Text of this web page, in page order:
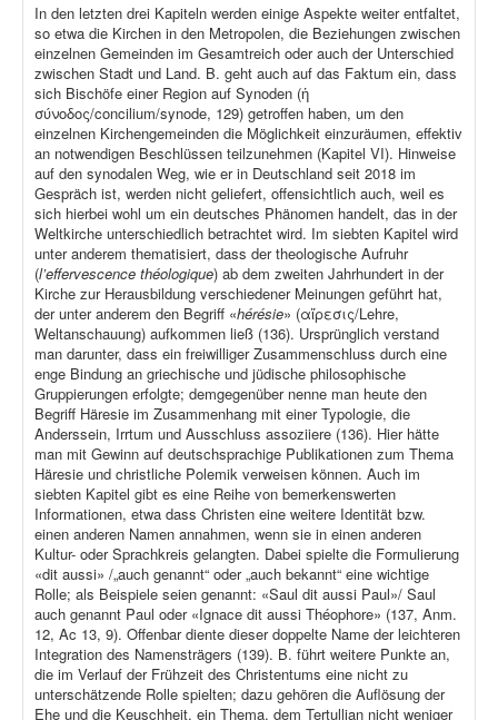
In den letzten drei Kapiteln werden einige Aspekte weiter entfaltet,
so etwa die Kirchen in den Metropolen, die Beziehungen zwischen
einzelnen Gemeinden im Gesamtreich oder auch der Unterschied
zwischen Stadt und Land. B. geht auch auf das Faktum ein, dass
sich Bischöfe einer Region auf Synoden (ἡ
σύνοδος/concilium/synode, 129) getroffen haben, um den
einzelnen Kirchengemeinden die Möglichkeit einzuräumen, effektiv
an notwendigen Beschlüssen teilzunehmen (Kapitel VI). Hinweise
auf den synodalen Weg, wie er in Deutschland seit 2018 im
Gespräch ist, werden nicht geliefert, offensichtlich auch, weil es
sich hierbei wohl um ein deutsches Phänomen handelt, das in der
Weltkirche unterschiedlich betrachtet wird. Im siebten Kapitel wird
unter anderem thematisiert, dass der theologische Aufruhr
(l’effervescence théologique) ab dem zweiten Jahrhundert in der
Kirche zur Herausbildung verschiedener Meinungen geführt hat,
der unter anderem den Begriff «hérésie» (αἵρεσις/Lehre,
Weltanschauung) aufkommen ließ (136). Ursprünglich verstand
man darunter, dass ein freiwilliger Zusammenschluss durch eine
enge Bindung an griechische und jüdische philosophische
Gruppierungen erfolgte; demgegenüber nenne man heute den
Begriff Häresie im Zusammenhang mit einer Typologie, die
Anderssein, Irrtum und Ausschluss assoziiere (136). Hier hätte
man mit Gewinn auf deutschsprachige Publikationen zum Thema
Häresie und christliche Polemik verweisen können. Auch im
siebten Kapitel gibt es eine Reihe von bemerkenswerten
Informationen, etwa dass Christen eine weitere Identität bzw.
einen anderen Namen annahmen, wenn sie in einen anderen
Kultur- oder Sprachkreis gelangten. Dabei spielte die Formulierung
«dit aussi» /„auch genannt“ oder „auch bekannt“ eine wichtige
Rolle; als Beispiele seien genannt: «Saul dit aussi Paul»/ Saul
auch genannt Paul oder «Ignace dit aussi Théophore» (137, Anm.
12, Ac 13, 9). Offenbar diente dieser doppelte Name der leichteren
Integration des Namensträgers (139). B. führt weitere Punkte an,
die im Verlauf der Frühzeit des Christentums eine nicht zu
unterschätzende Rolle spielten; dazu gehören die Auflösung der
Ehe und die Keuschheit, ein Thema, dem Tertullian nicht weniger